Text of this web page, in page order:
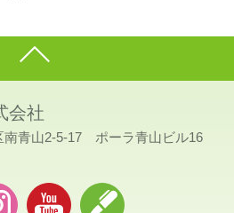
会社
南青山2-5-17 ポーラ青山ビル16